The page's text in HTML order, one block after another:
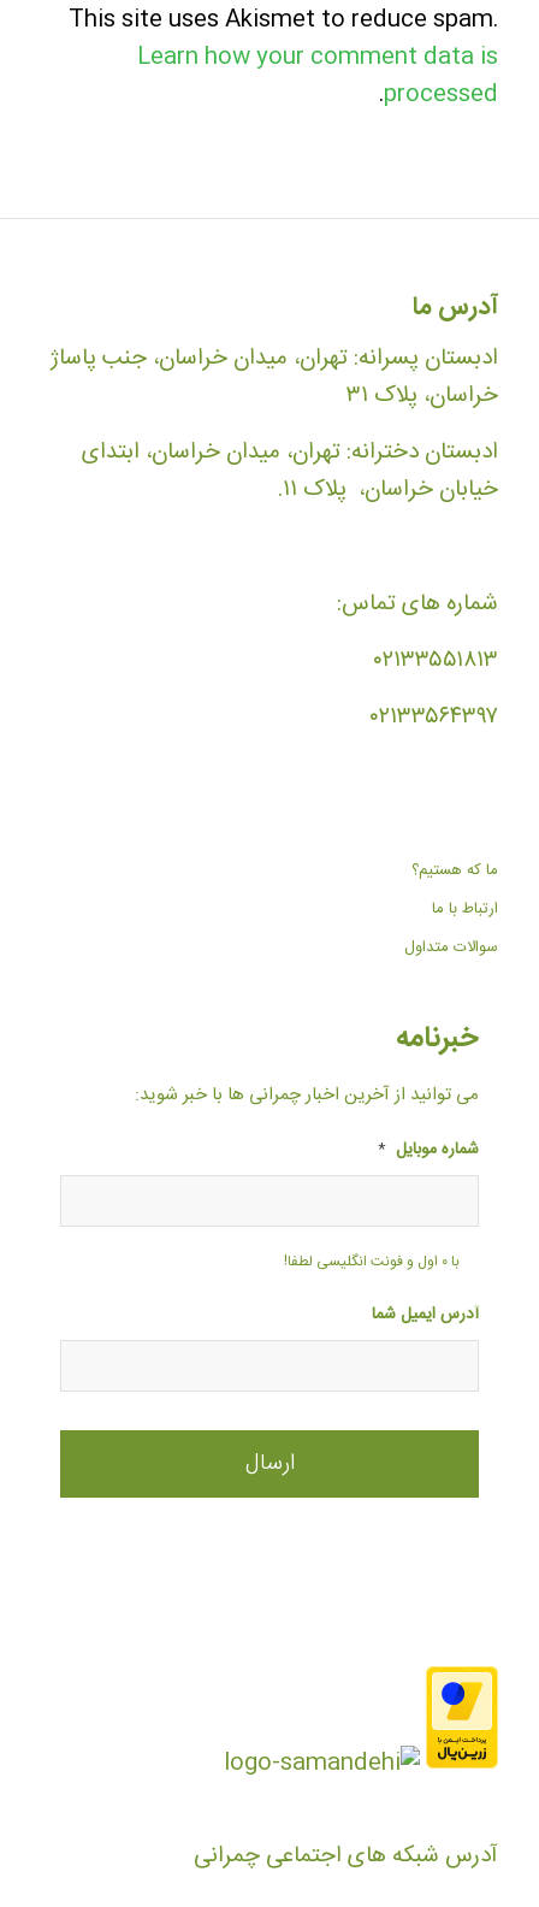
This site uses Akismet to reduce spam.
Learn how your comment data is
processed
.
آدرس ما
ادبستان پسرانه: تهران، میدان خراسان، جنب پاساژ
خراسان، پلاک ۳۱
ادبستان دخترانه: تهران، میدان خراسان، ابتدای
خیابان خراسان، پلاک ۱۱.
شماره های تماس:
۰۲۱۳۳۵۵۱۸۱۳
۰۲۱۳۳۵۶۴۳۹۷
ما که هستیم؟
ارتباط با ما
سوالات متداول
خبرنامه
می توانید از آخرین اخبار چمرانی ها با خبر شوید:
شماره موبایل *
با ۰ اول و فونت انگلیسی لطفا!
آدرس ایمیل شما
آدرس شبکه های اجتماعی چمرانی